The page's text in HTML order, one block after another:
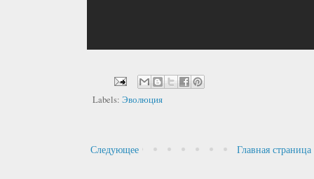
Labels: Эволюция
Следующее Главная страница